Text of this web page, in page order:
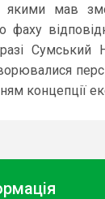
мав
фаху
концепції